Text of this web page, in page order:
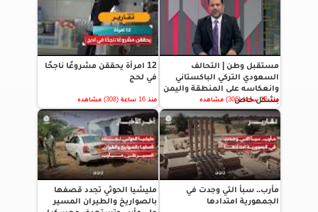
مستقبل وطن | التحالف
السعودي التركي الباكستاني
وانعكاسه على المنطقة واليمن
بشكل خاص
منذ 15 ساعة (306) مشاهده
12 امرأة يحققن مشروعًا ناجحًا
في لحج
منذ 16 ساعة (308) مشاهده
مأرب.. سبأ التي وجدت في
الجمهورية امتدادها
مليشيا الحوثي تجدد قصفها
بالصواريخ والطيران المسير